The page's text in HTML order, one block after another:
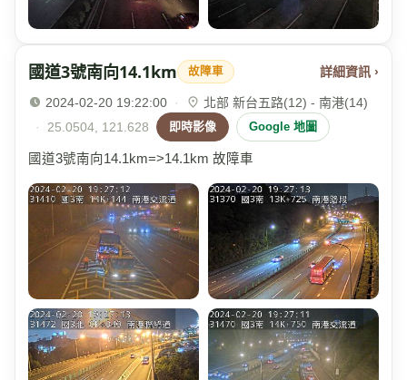
國道3號南向14.1km 故障車 詳細資訊 ›
2024-02-20 19:22:00 ·
北部 新台五路(12) - 南港(14)
·
25.0504, 121.628 即時影像 Google 地圖
國道3號南向14.1km=>14.1km 故障車